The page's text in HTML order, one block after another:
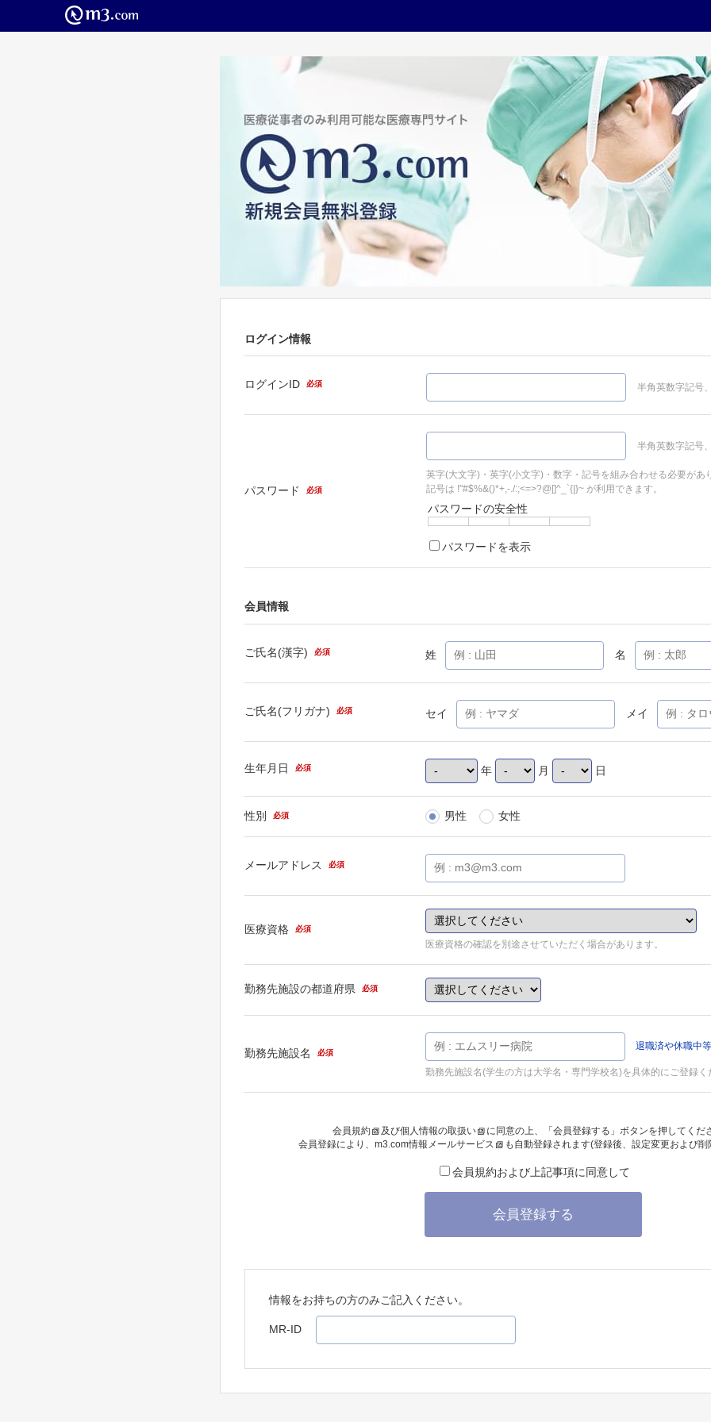
ログイン情報
ログインID 必須 半角英数字記号
パスワード 必須
半角英数字記号
英字(大文字)・英字(小文字)・数字・記号を組み合わせる必要があ
記号は !"#$%&()*+,-./:;<=>?@[]^_`{|}~ が利用できます。
パスワードの安全性
パスワードを表示
会員情報
ご氏名(漢字) 必須 姓 名
ご氏名(フリガナ) 必須 セイ メイ
生年月日 必須 年 月 日
性別 必須 男性 女性
メールアドレス 必須
医療資格 必須
医療資格の確認を別途させていただく場合があります。
勤務先施設の都道府県 必須
勤務先施設名 必須
退職済や休職中
勤務先施設名(学生の方は大学名・専門学校名)を具体的にご登録く
会員規約 及び個人情報の取扱い
に同意の上、「会員登録する」ボタンを押してくだ
会員登録により、 m3.com情報メールサービス も自動登録されます(登録後、設定変更および
会員規約および上記事項に同意して
会員登録する
情報をお持ちの方のみご記入ください。
MR-ID